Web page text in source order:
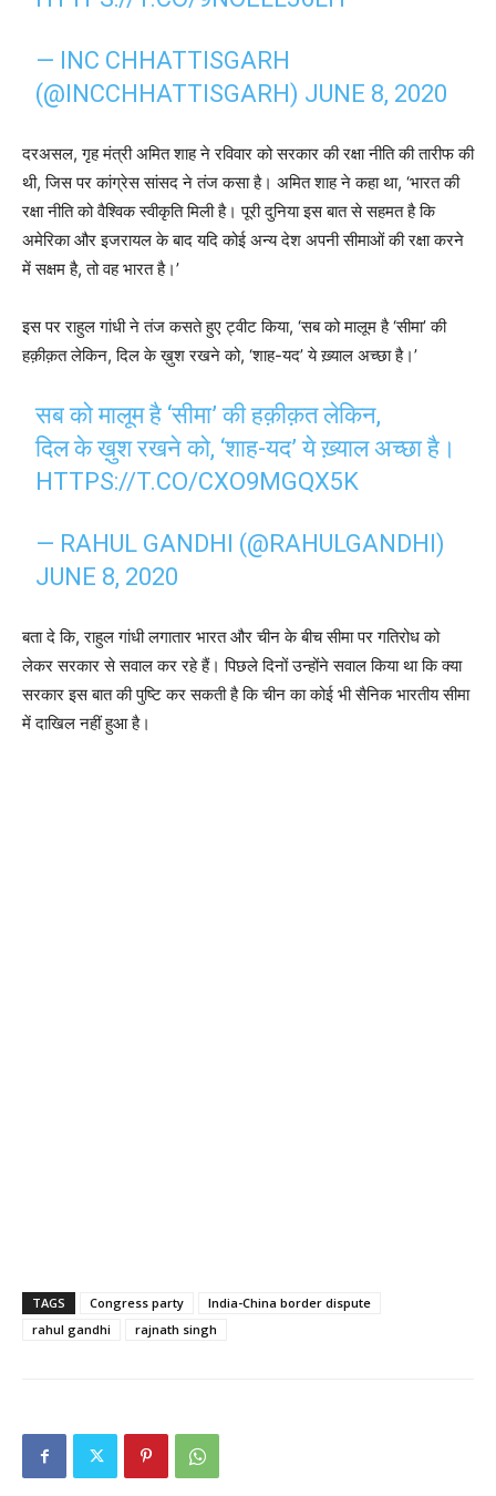
— INC CHHATTISGARH
(@INCCHHATTISGARH) JUNE 8, 2020
दरअसल, गृह मंत्री अमित शाह ने रविवार को सरकार की रक्षा नीति की तारीफ की
थी, जिस पर कांग्रेस सांसद ने तंज कसा है। अमित शाह ने कहा था, ‘भारत की
रक्षा नीति को वैश्विक स्वीकृति मिली है। पूरी दुनिया इस बात से सहमत है कि
अमेरिका और इजरायल के बाद यदि कोई अन्य देश अपनी सीमाओं की रक्षा करने
में सक्षम है, तो वह भारत है।’
इस पर राहुल गांधी ने तंज कसते हुए ट्वीट किया, ‘सब को मालूम है ‘सीमा’ की
हक़ीक़त लेकिन, दिल के ख़ुश रखने को, ‘शाह-यद’ ये ख़्याल अच्छा है।’
सब को मालूम है ‘सीमा’ की हक़ीक़त लेकिन,
दिल के ख़ुश रखने को, ‘शाह-यद’ ये ख़्याल अच्छा है।
HTTPS://T.CO/CXO9MGQX5K
— RAHUL GANDHI (@RAHULGANDHI)
JUNE 8, 2020
बता दे कि, राहुल गांधी लगातार भारत और चीन के बीच सीमा पर गतिरोध को
लेकर सरकार से सवाल कर रहे हैं। पिछले दिनों उन्होंने सवाल किया था कि क्या
सरकार इस बात की पुष्टि कर सकती है कि चीन का कोई भी सैनिक भारतीय सीमा
में दाखिल नहीं हुआ है।
TAGS Congress party
India-China border dispute
rahul gandhi
rajnath singh